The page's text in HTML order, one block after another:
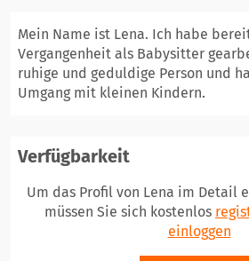
Mein Name ist Lena. Ich habe
Vergangenheit als Babysitter
ruhige und geduldige Person und
Umgang mit kleinen Kindern.
Verfügbarkeit
Um das Profil von Lena im Detail
müssen Sie sich kostenlos
einloggen